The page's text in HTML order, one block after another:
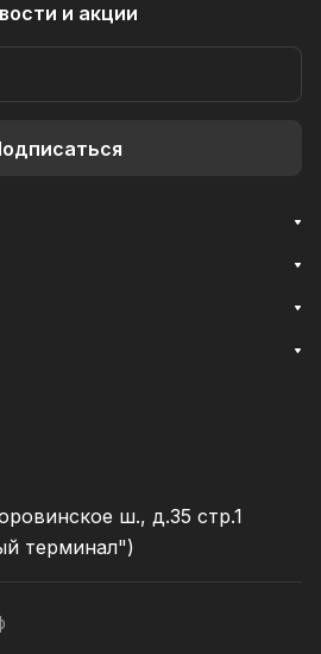
и акции
ш., д.35 стр.1
терминал")